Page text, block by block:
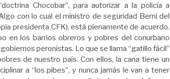
Chocobar”, para autorizar a la policía a
con lo cual el ministro de seguridad Berni del
presidenta CFK), está plenamente de acuerdo.
en los barrios obreros y pobres del conurbano
peronistas. Lo que se llama “gatillo fácil”
de nuestro país. Con ellos, la cana tiene un
a “los pibes”, y nunca jamás le van a tener